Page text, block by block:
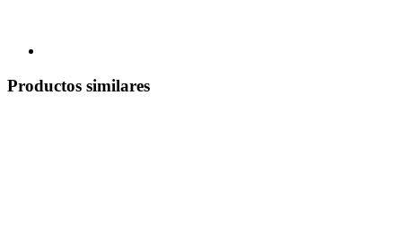
Productos similares